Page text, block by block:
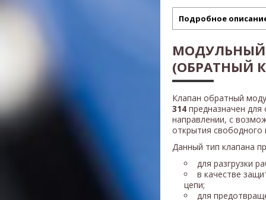
Подробное
(ОБРАТНЫЙ
Клапан обратный
314 предназначен
направлении, с
открытия
Данный тип клапана
для разгрузки
в качестве
цепи;
для